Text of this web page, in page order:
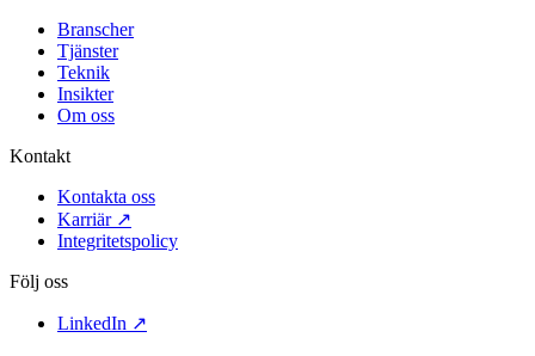
Branscher
Tjänster
Teknik
Insikter
Om oss
Kontakt
Kontakta oss
Karriär ↗
Integritetspolicy
Följ oss
LinkedIn ↗